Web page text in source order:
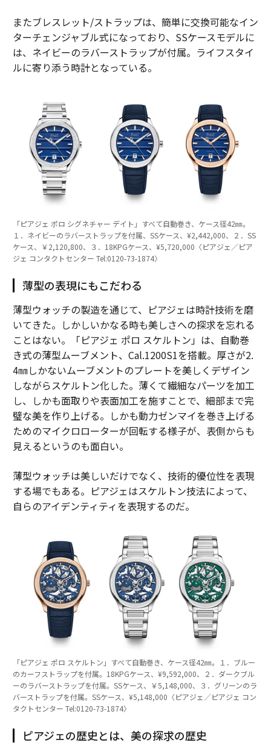
またブレスレット/ストラップは、簡単に交換可能なイン
ターチェンジャブル式になっており、SSケースモデルに
は、ネイビーのラバーストラップが付属。ライフスタイ
ルに寄り添う時計となっている。
「ピアジェ ポロ シグネチャー デイト」すべて自動巻き、ケース径42㎜。
１．ネイビーのラバーストラップを付属、SSケース、¥2,442,000、２．SS
ケース、￥2,120,800、３．18KPGケース、¥5,720,000〈ピアジェ／ピア
ジェ コンタクトセンター Tel:0120-73-1874〉
薄型の表現にもこだわる
薄型ウォッチの製造を通じて、ピアジェは時計技術を磨
いてきた。しかしいかなる時も美しさへの探求を忘れる
ことはない。「ピアジェ ポロ スケルトン」は、自動巻
き式の薄型ムーブメント、Cal.1200S1を搭載。厚さが2.
4㎜しかないムーブメントのプレートを美しくデザイン
しながらスケルトン化した。薄くて繊細なパーツを加工
し、しかも面取りや表面加工を施すことで、細部まで完
璧な美を作り上げる。しかも動力ゼンマイを巻き上げる
ためのマイクロローターが回転する様子が、表側からも
見えるというのも面白い。
薄型ウォッチは美しいだけでなく、技術的優位性を表現
する場でもある。ピアジェはスケルトン技法によって、
自らのアイデンティティを表現するのだ。
「ピアジェ ポロ スケルトン」すべて自動巻き、ケース径42㎜。１．ブルー
のカーフストラップを付属。18KPGケース、¥9,592,000、２．ダークブル
ーのラバーストラップを付属。SSケース、￥5,148,000、３．グリーンのラ
バーストラップを付属。SSケース、¥5,148,000〈ピアジェ／ピアジェ コン
タクトセンター Tel:0120-73-1874〉
ピアジェの歴史とは、美の探求の歴史